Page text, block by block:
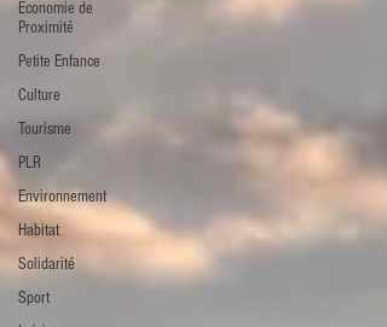
Economie de
Proximité
Petite Enfance
Culture
Tourisme
PLR
Environnement
Habitat
Solidarité
Sport